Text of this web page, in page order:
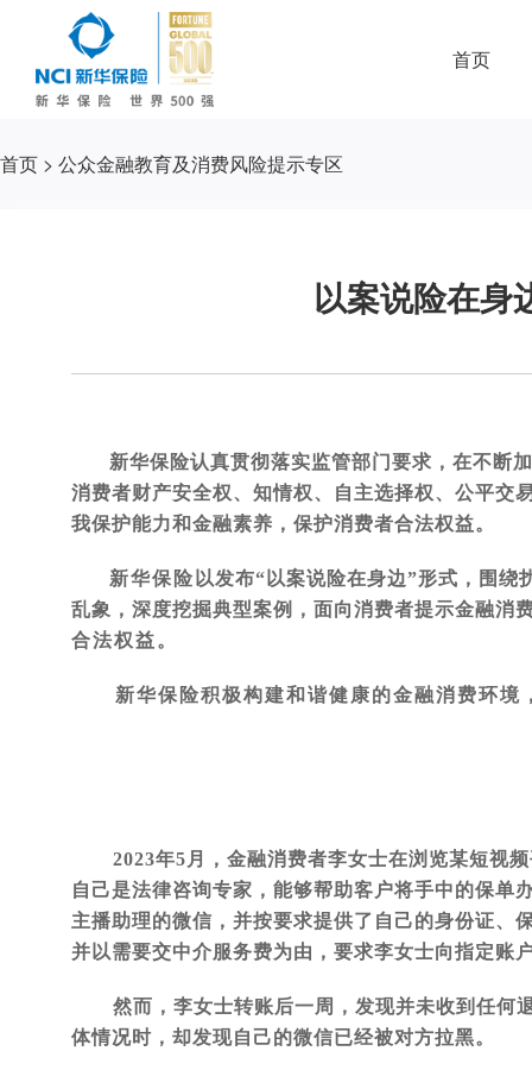
首页
首页 > 公众金融教育及消费风险提示专区
以案说险在身
新华保险认真贯彻落实监管部门要求，在不断
消费者财产安全权、知情权、自主选择权、公平交
我保护能力和金融素养，保护消费者合法权益。
新华保险 以发布“以案说险在身边”形式，围
乱象，深度挖掘典型案例，面向消费者提示金融消
合法权益。
新华保险积极构建和谐健康的金融消费环
2023年5月，金融消费者李女士在浏览某短视
自己是法律咨询专家，能够帮助客户将手中的保单
主播助理的微信，并按要求提供了自己的身份证、
并以需要交中介服务费为由，要求李女士向指定账
然而，李女士转账后一周，发现并未收到任何
体情况时，却发现自己的微信已经被对方拉黑。